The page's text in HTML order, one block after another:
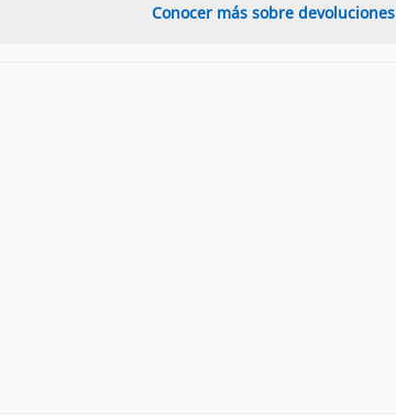
Conocer más sobre devoluciones